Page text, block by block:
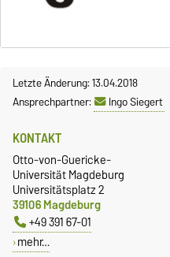
Letzte Änderung: 13.04.2018
Ansprechpartner:
Ingo Siegert
KONTAKT
Otto-von-Guericke-
Universität Magdeburg
Universitätsplatz 2
39106 Magdeburg
+49 391 67-01
mehr…